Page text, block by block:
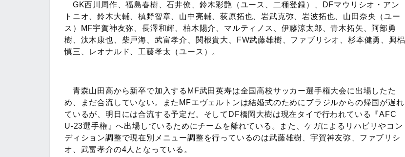
GK西川周作、福島春樹、石井僚、鈴木彩艶（ユース、二種登録）、DFマウリシオ・アン
トニオ、鈴木大輔、槙野智章、山中亮輔、荻原拓也、岩武克弥、岩波拓也、山田奈央（ユー
ス）MF宇賀神友弥、長澤和輝、柏木陽介、マルティノス、伊藤涼太郎、青木拓矢、阿部勇
樹、汰木康也、柴戸海、武富孝介、関根貴大、FW武藤雄樹、ファブリシオ、杉本健勇、興梠
慎三、レオナルド、工藤孝太（ユース）。
青森山田高から新卒で加入するMF武田英寿は全国高校サッカー選手権大会に出場したた
め、まだ合流していない。またMFエヴェルトンは結婚式のためにブラジルからの帰国が遅れ
ているが、明日には合流する予定だ。そしてDF橋岡大樹は現在タイで行われている『AFC
U-23選手権』へ出場しているためにチームを離れている。また、ケガによるリハビリやコン
ディション調整で現在別メニュー調整を行っているのは武藤雄樹、宇賀神友弥、ファブリシ
オ、武富孝介の4人となっている。